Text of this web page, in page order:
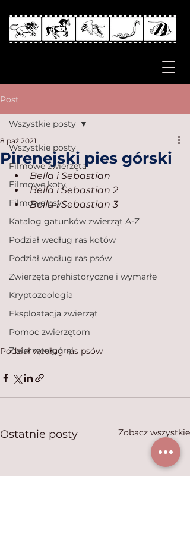
Post
Wszystkie posty
Filmowe zwierzęta
Filmowe koty
Filmowe psy
Katalog gatunków zwierząt A-Z
Podział według ras kotów
Podział według ras psów
Zwierzęta prehistoryczne i wymarłe
Kryptozoologia
Eksploatacja zwierząt
Pomoc zwierzętom
Zwierzęta górą!
Wszystkie posty
Pirenejski pies górski
8 paź 2021
Bella i Sebastian
Bella i Sebastian 2
Bella i Sebastian 3
Podział według ras psów
Ostatnie posty Zobacz wszystkie